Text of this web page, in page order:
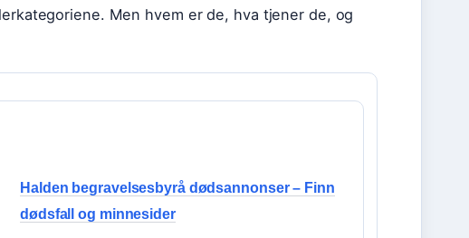
Men hvem er de, hva tjener de, og
Halden begravelsesbyrå dødsannonser – Finn
dødsfall og minnesider